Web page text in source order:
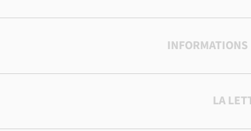
LA